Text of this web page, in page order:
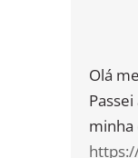
Olá
minha